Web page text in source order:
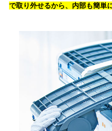
で取り外せるから、内部も簡単